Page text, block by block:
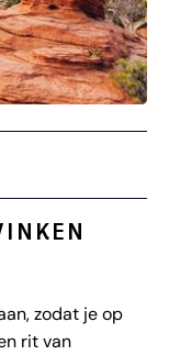
zodat je op
rit van